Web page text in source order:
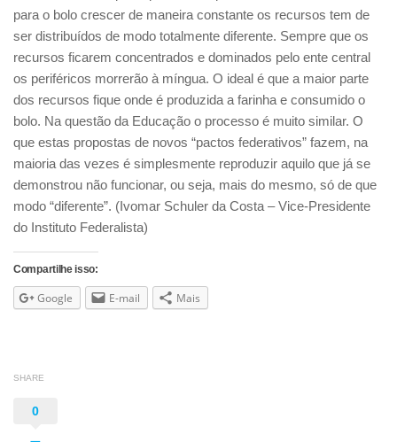
para o bolo crescer de maneira constante os recursos tem de
ser distribuídos de modo totalmente diferente. Sempre que os
recursos ficarem concentrados e dominados pelo ente central
os periféricos morrerão à míngua. O ideal é que a maior parte
dos recursos fique onde é produzida a farinha e consumido o
bolo. Na questão da Educação o processo é muito similar. O
que estas propostas de novos “pactos federativos” fazem, na
maioria das vezes é simplesmente reproduzir aquilo que já se
demonstrou não funcionar, ou seja, mais do mesmo, só de que
modo “diferente”. (Ivomar Schuler da Costa – Vice-Presidente
do Instituto Federalista)
Compartilhe isso:
Google E-mail Mais
SHARE
0